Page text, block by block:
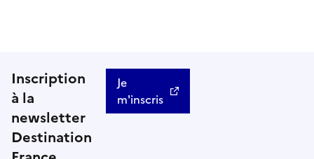
Inscription
à la
newsletter
Destination
Je
m'inscris